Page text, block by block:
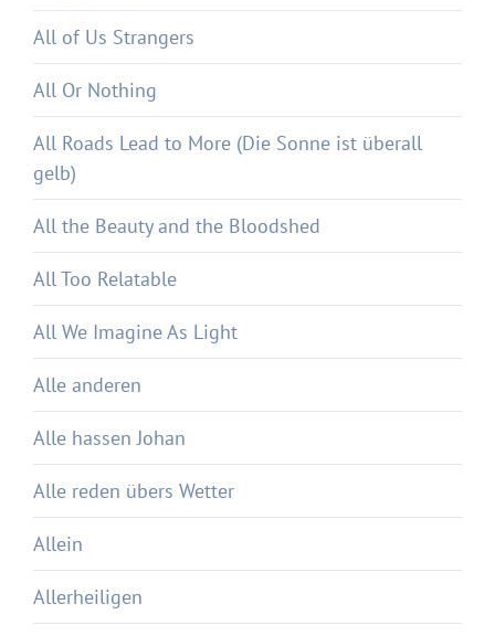
All of Us Strangers
All Or Nothing
All Roads Lead to More (Die Sonne ist überall
gelb)
All the Beauty and the Bloodshed
All Too Relatable
All We Imagine As Light
Alle anderen
Alle hassen Johan
Alle reden übers Wetter
Allein
Allerheiligen